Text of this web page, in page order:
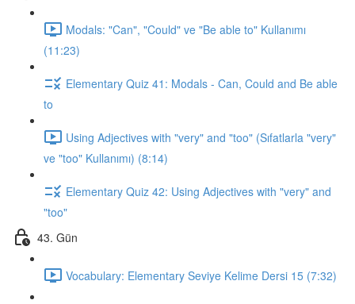
Modals: "Can", "Could" ve "Be able to" Kullanımı
(11:23)
Elementary Quiz 41: Modals - Can, Could and Be able
to
Using Adjectives with "very" and "too" (Sıfatlarla "very"
ve "too" Kullanımı) (8:14)
Elementary Quiz 42: Using Adjectives with "very" and
"too"
43. Gün
Vocabulary: Elementary Seviye Kelime Dersi 15 (7:32)